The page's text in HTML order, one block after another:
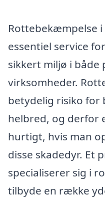
Rottebekæmpelse
essentiel service
sikkert miljø i både
virksomheder.
betydelig risiko for
helbred, og derfor
hurtigt, hvis man
disse skadedyr. Et
specialiserer sig i
tilbyde en række